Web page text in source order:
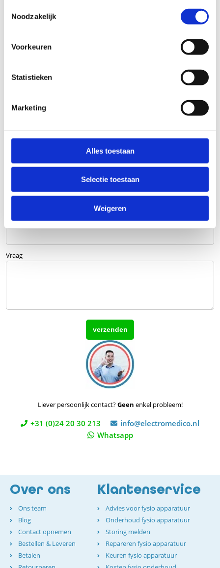
Noodzakelijk
Voorkeuren
Statistieken
Marketing
Alles toestaan
Selectie toestaan
Weigeren
Op voorraad
Stel een vraag
Wij nemen binnen 24 uur contact met je op via de e-mail of telefoon.
We gebruiken je informatie alleen om met jou in contact te komen.
Telefoonnummer
Vraag
Liever persoonlijk contact?Geen enkel probleem!
+31 (0)24 20 30 213
info@electromedico.nl
Whatsapp
Over ons
Ons team
Blog
Contact opnemen
Bestellen & Leveren
Betalen
Klantenservice
Advies voor fysio apparatuur
Onderhoud fysio apparatuur
Storing melden
Repareren fysio apparatuur
Keuren fysio apparatuur